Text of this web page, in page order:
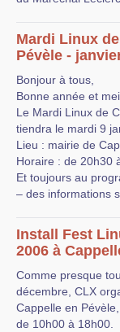
Mardi Linux
Pévèle -
Bonjour à tous,
Bonne année et
Le Mardi Linux de
tiendra le mardi 9
Lieu : mairie de
Horaire : de 20h30
Et toujours au
– des informations
Install Fest
2006 à
Comme presque
décembre, CLX
Cappelle en
de 10h00 à 18h00.